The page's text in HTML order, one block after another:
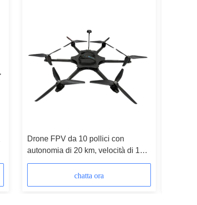
Drone FPV da 10 pollici con
autonomia di 20 km, velocità di 175
km/h e carico utile di 20 kg per
operazioni in prima persona
chatta ora